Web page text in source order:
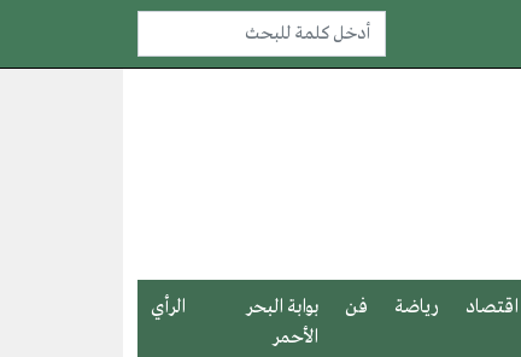
اقتصاد رياضة فن
بوابة البحر
الأحمر
الرأي